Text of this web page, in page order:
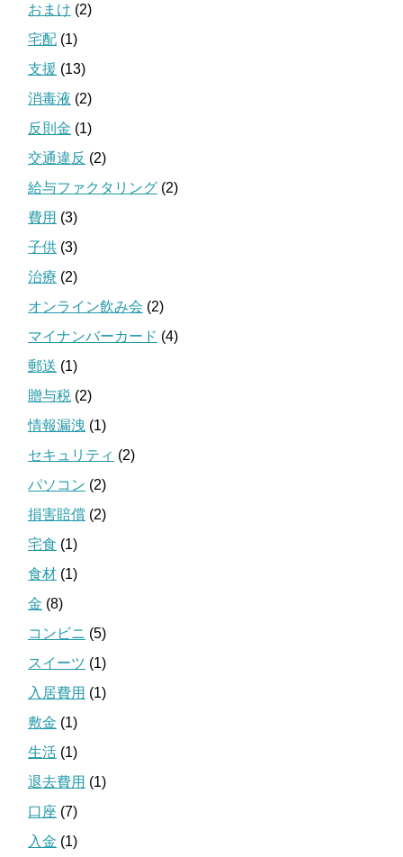
おまけ (2)
宅配 (1)
支援 (13)
消毒液 (2)
反則金 (1)
交通違反 (2)
給与ファクタリング (2)
費用 (3)
子供 (3)
治療 (2)
オンライン飲み会 (2)
マイナンバーカード (4)
郵送 (1)
贈与税 (2)
情報漏洩 (1)
セキュリティ (2)
パソコン (2)
損害賠償 (2)
宅食 (1)
食材 (1)
金 (8)
コンビニ (5)
スイーツ (1)
入居費用 (1)
敷金 (1)
生活 (1)
退去費用 (1)
口座 (7)
入金 (1)